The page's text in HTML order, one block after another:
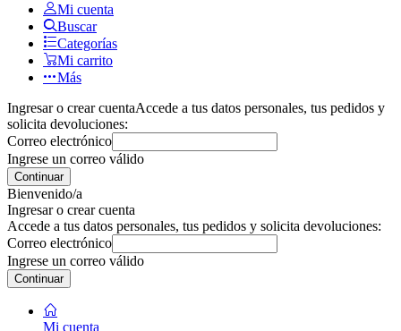
Mi cuenta
Buscar
Categorías
Mi carrito
Más
Ingresar o crear cuentaAccede a tus datos personales, tus pedidos y
solicita devoluciones:
Correo electrónico
Ingrese un correo válido
Continuar
Bienvenido/a
Ingresar o crear cuenta
Accede a tus datos personales, tus pedidos y solicita devoluciones:
Correo electrónico
Ingrese un correo válido
Continuar
Mi cuenta